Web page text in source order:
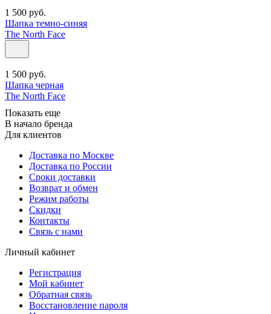
1 500 руб.
Шапка темно-синяя
The North Face
1 500 руб.
Шапка черная
The North Face
Показать еще
В начало бренда
Для клиентов
Доставка по Москве
Доставка по России
Сроки доставки
Возврат и обмен
Режим работы
Скидки
Контакты
Связь с нами
Личный кабинет
Регистрация
Мой кабинет
Обратная связь
Восстановление пароля